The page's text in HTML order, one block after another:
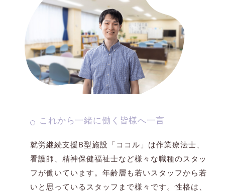
これから一緒に働く皆様へ一言
就労継続支援B型施設「ココル」は作業療法士、
看護師、精神保健福祉士など様々な職種のスタッ
フが働いています。年齢層も若いスタッフから若
いと思っているスタッフまで様々です。性格は、